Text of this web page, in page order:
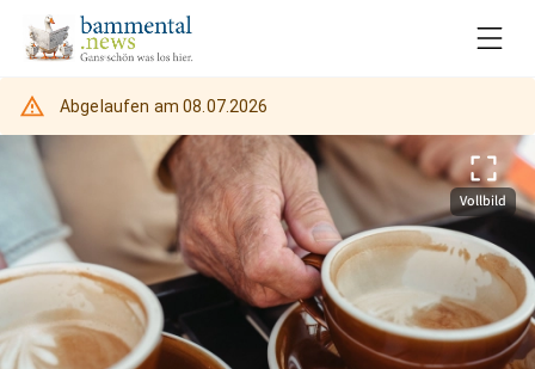
Abgelaufen am08.07.2026
Vollbild